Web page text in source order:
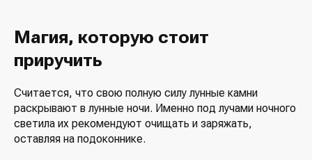
Магия, которую стоит
приручить
Считается, что свою полную силу лунные камни
раскрывают в лунные ночи. Именно под лучами ночного
светила их рекомендуют очищать и заряжать,
оставляя на подоконнике.